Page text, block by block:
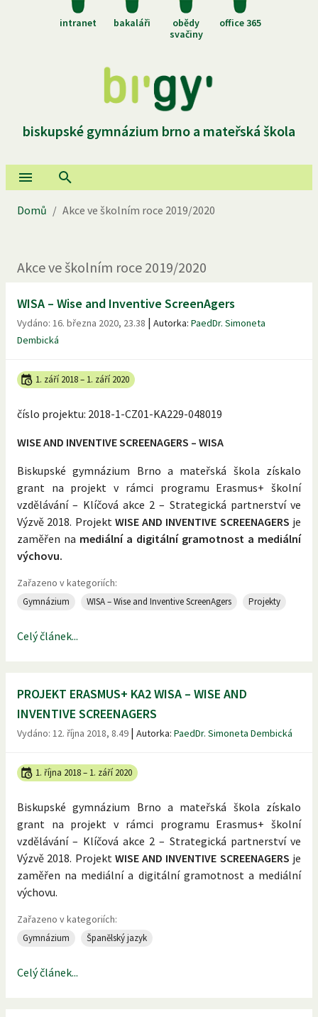
intranet bakaláři
obědy
svačiny
office 365
biskupské gymnázium brno a mateřská škola
Domů / Akce ve školním roce 2019/2020
Akce ve školním roce 2019/2020
WISA – Wise and Inventive ScreenAgers
Vydáno: 16. března 2020, 23.38 | Autorka: PaedDr. Simoneta
Dembická
1. září 2018– 1. září 2020
číslo projektu: 2018-1-CZ01-KA229-048019
WISE AND INVENTIVE SCREENAGERS – WISA
Biskupské gymnázium Brno a mateřská škola získalo
grant na projekt v rámci programu Erasmus+ školní
vzdělávání – Klíčová akce 2 – Strategická partnerství ve
Výzvě 2018. Projekt WISE AND INVENTIVE SCREENAGERS je
zaměřen na mediální a digitální gramotnost a mediální
výchovu.
Zařazeno v kategoriích:
Gymnázium WISA – Wise and Inventive ScreenAgers Projekty
Celý článek...
PROJEKT ERASMUS+ KA2 WISA – WISE AND
INVENTIVE SCREENAGERS
Vydáno: 12. října 2018, 8.49 | Autorka: PaedDr. Simoneta Dembická
1. října 2018– 1. září 2020
Biskupské gymnázium Brno a mateřská škola získalo
grant na projekt v rámci programu Erasmus+ školní
vzdělávání – Klíčová akce 2 – Strategická partnerství ve
Výzvě 2018. Projekt WISE AND INVENTIVE SCREENAGERS je
zaměřen na mediální a digitální gramotnost a mediální
výchovu.
Zařazeno v kategoriích:
Gymnázium Španělský jazyk
Celý článek...